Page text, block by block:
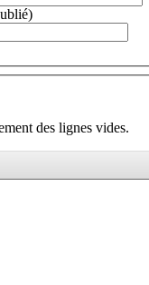
des lignes vides.